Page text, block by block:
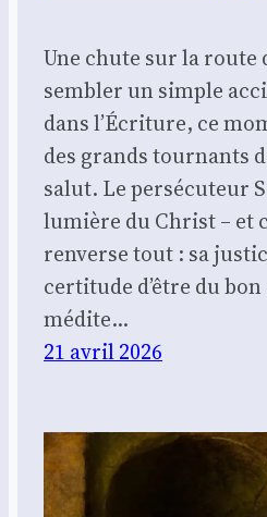
Une chute sur la route
sembler un simple
dans l’Écriture, ce
des grands tournants
salut. Le persécuteur
lumière du Christ – et
renverse tout : sa
certitude d’être du
médite…
21 avril 2026